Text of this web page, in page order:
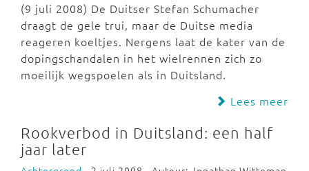
(9 juli 2008) De Duitser Stefan Schumacher
draagt de gele trui, maar de Duitse media
reageren koeltjes. Nergens laat de kater van de
dopingschandalen in het wielrennen zich zo
moeilijk wegspoelen als in Duitsland.
Lees meer
Rookverbod in Duitsland: een half
jaar later